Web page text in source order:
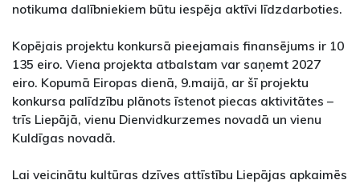
notikuma dalībniekiem būtu iespēja aktīvi līdzdarboties.
Kopējais projektu konkursā pieejamais finansējums ir 10
135 eiro. Viena projekta atbalstam var saņemt 2027
eiro. Kopumā Eiropas dienā, 9.maijā, ar šī projektu
konkursa palīdzību plānots īstenot piecas aktivitātes –
trīs Liepājā, vienu Dienvidkurzemes novadā un vienu
Kuldīgas novadā.
Lai veicinātu kultūras dzīves attīstību Liepājas apkaimēs